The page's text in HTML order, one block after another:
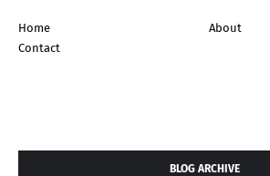
Home
About
Contact
BLOG ARCHIVE